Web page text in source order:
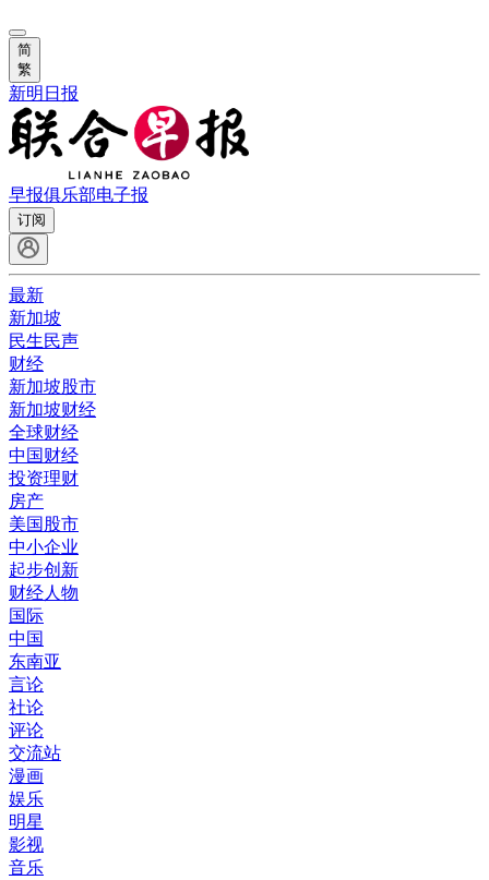
简
繁
新明日报
早报俱乐部电子报
订阅
最新
新加坡
民生民声
财经
新加坡股市
新加坡财经
全球财经
中国财经
投资理财
房产
美国股市
中小企业
起步创新
财经人物
国际
中国
东南亚
言论
社论
评论
交流站
漫画
娱乐
明星
影视
音乐